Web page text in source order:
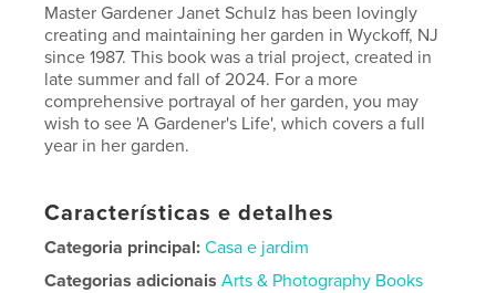
Master Gardener Janet Schulz has been lovingly
creating and maintaining her garden in Wyckoff, NJ
since 1987. This book was a trial project, created in
late summer and fall of 2024. For a more
comprehensive portrayal of her garden, you may
wish to see 'A Gardener's Life', which covers a full
year in her garden.
Características e detalhes
Categoria principal: Casa e jardim
Categorias adicionais Arts & Photography Books